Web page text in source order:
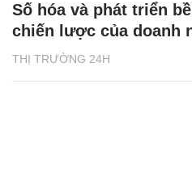
THỊ TRƯỜNG 24H
Số hóa và phát triển
chiến lược của doanh